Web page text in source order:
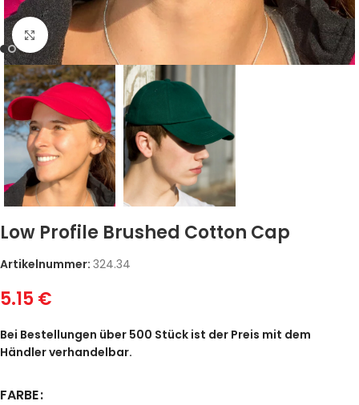
Zum Vergrößern klicken
Low Profile Brushed Cotton Cap
Artikelnummer: 324.34
5.15€
Bei Bestellungen über 500 Stück ist der Preis mit dem
Händler verhandelbar.
FARBE